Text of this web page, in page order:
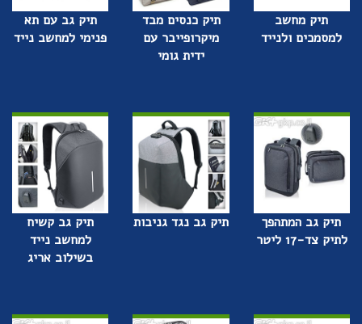
תיק מחשב
למסמכים ולנייד
תיק כנסים מבד
מיקרופייבר עם
ידית גומי
תיק גב עם תא
פנימי למחשב נייד
תיק גב המתהפך
לתיק צד-17 ליטר
תיק גב נגד גניבות
תיק גב קשיח
למחשב נייד
בשילוב אריג